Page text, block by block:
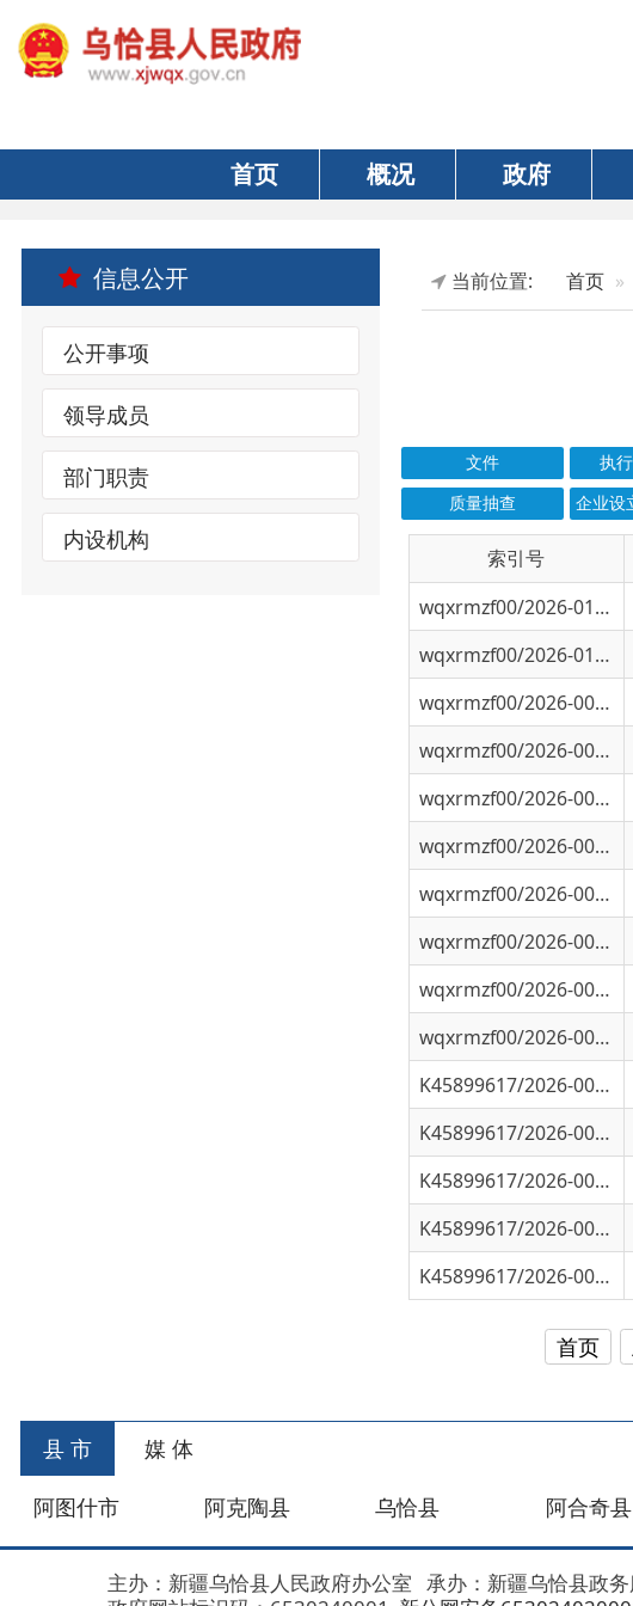
首页 概况 政府 政务
信息公开
公开事项
领导成员
部门职责
内设机构
质量抽查
企业设
索引号
wqxrmzf00/2026-01129
乌恰县
wqxrmzf00/2026-01128
乌恰县
wqxrmzf00/2026-00820 乌恰县
wqxrmzf00/2026-00731 第二季
wqxrmzf00/2026-00730 第二季
wqxrmzf00/2026-00729
第二季
wqxrmzf00/2026-00728 第二季
乌恰县
wqxrmzf00/2026-00385 乌恰县
wqxrmzf00/2026-00384 乌恰县市
K45899617/2026-00476
乌恰县
K45899617/2026-00475 乌恰市场
K45899617/2026-00453 乌恰县市
K45899617/2026-00452 乌恰县
K45899617/2026-00451
乌恰县
首页 上一页
阿合奇县
政府网站标识码：6530240001新公网安备65302402000101号
地 址：新疆克州乌恰县光明路1号